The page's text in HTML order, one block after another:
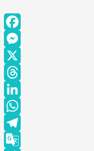
Facebook
Messenger
X
Threads
LinkedIn
WhatsApp
Telegram